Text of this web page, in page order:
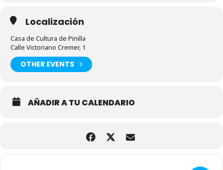
Localización
Casa de Cultura de Pinilla
Calle Victoriano Cremer, 1
OTHER EVENTS
AÑADIR A TU CALENDARIO